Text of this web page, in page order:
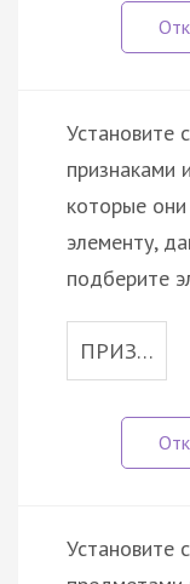
Установите
признаками
которые
элементу,
подберите
ПРИЗ…
Установите